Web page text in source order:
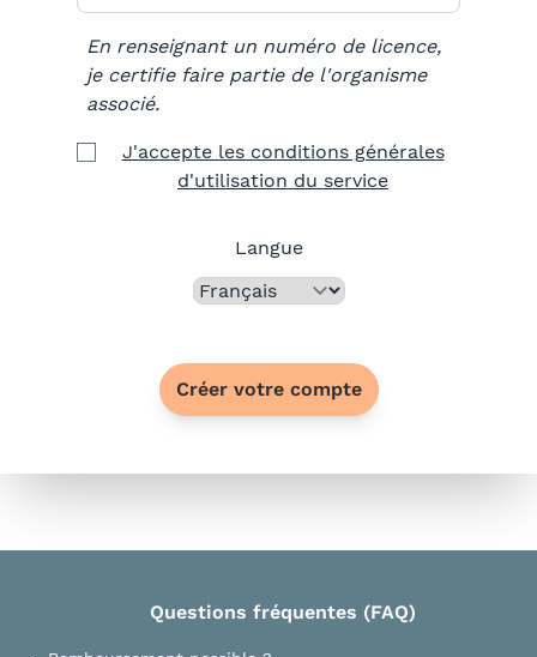
En renseignant un numéro de licence,
je certifie faire partie de l'organisme
associé.
J'accepte les conditions générales
d'utilisation du service
Langue
Créer votre compte
Questions fréquentes (FAQ)